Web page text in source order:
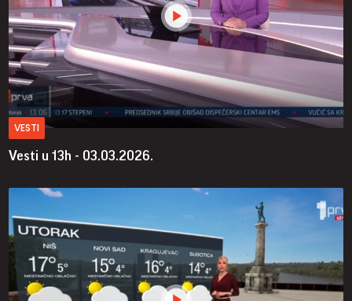
VESTI
Vesti u 13h - 03.03.2026.